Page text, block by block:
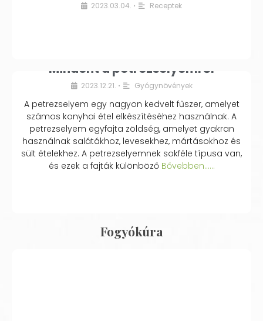
2023.03.04. • Receptek
Mindent a petrezselyemről
2023.12.21. • Gyógynövények
A petrezselyem egy nagyon kedvelt fűszer, amelyet
számos konyhai étel elkészítéséhez használnak. A
petrezselyem egyfajta zöldség, amelyet gyakran
használnak salátákhoz, levesekhez, mártásokhoz és
sült ételekhez. A petrezselyemnek sokféle típusa van,
és ezek a fajták különbözőBővebben...…
Fogyókúra